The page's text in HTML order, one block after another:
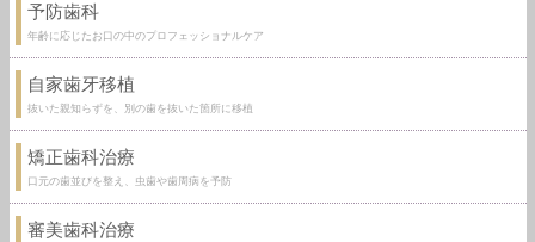
予防歯科
年齢に応じたお口の中のプロフェッショナルケア
自家歯牙移植
抜いた親知らずを、別の歯を抜いた箇所に移植
矯正歯科治療
口元の歯並びを整え、虫歯や歯周病を予防
審美歯科治療